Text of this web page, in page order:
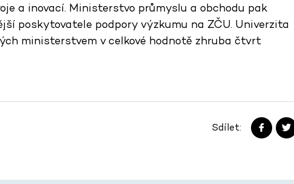
a inovací. Ministerstvo průmyslu a obchodu pak
poskytovatele podpory výzkumu na ZČU. Univerzita
ministerstvem v celkové hodnotě zhruba čtvrt
Sdílet: